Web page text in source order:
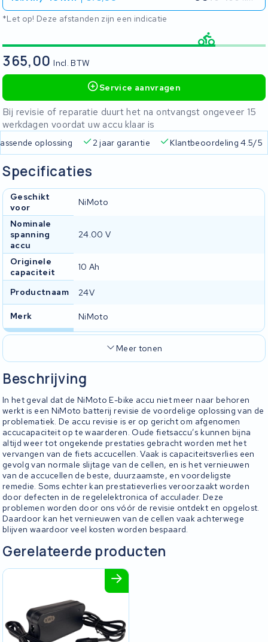
*Let op! Deze afstanden zijn een indicatie
365,00Incl. BTW
Service aanvragen
Bij revisie of reparatie duurt het na ontvangst ongeveer 15
werkdagen voordat uw accu klaar is
oplossing 2 jaar garantie Klantbeoordeling 4.5/5
Beschrijving
In het geval dat de NiMoto E-bike accu niet meer naar behoren
werkt is een NiMoto batterij revisie de voordelige oplossing van de
problematiek. De accu revisie is er op gericht om afgenomen
accucapaciteit op te waarderen. Oude fietsaccu’s kunnen bijna
altijd weer tot ongekende prestaties gebracht worden met het
vervangen van de fiets accucellen. Vaak is capaciteitsverlies een
gevolg van normale slijtage van de cellen, en is het vernieuwen
van de accucellen de beste, duurzaamste, en voordeligste
remedie. Soms echter kan prestatieverlies veroorzaakt worden
door defecten in de regelelektronica of acculader. Deze
problemen worden door ons vóór de revisie ontdekt en opgelost.
Daardoor kan het vernieuwen van de cellen vaak achterwege
blijven waardoor veel kosten worden bespaard.
Specificaties
Geschikt
voor
NiMoto
Nominale
spanning
accu
24.00 V
Originele
capaciteit
10 Ah
Productnaam 24V
Merk NiMoto
Meer tonen
Gerelateerde producten